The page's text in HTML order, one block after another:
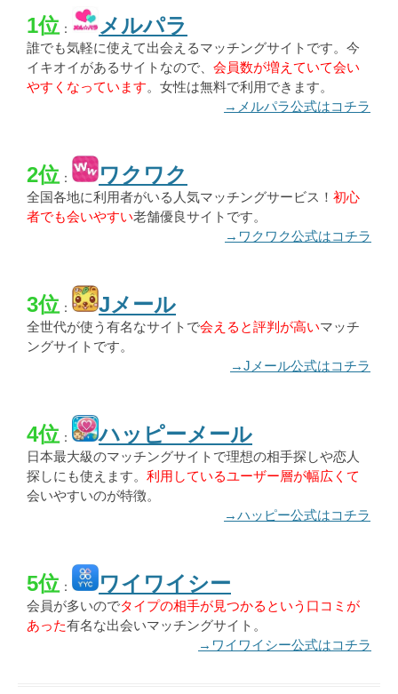
1位： メルパラ
誰でも気軽に使えて出会えるマッチングサイトです。今
イキオイがあるサイトなので、 会員数が増えていて会い
やすくなっています。女性は無料で利用できます。
→メルパラ公式はコチラ
2位： ワクワク
全国各地に利用者がいる人気マッチングサービス！ 初心
者でも会いやすい老舗優良サイトです。
→ワクワク公式はコチラ
3位： Jメール
全世代が使う有名なサイトで会えると評判が高いマッチ
ングサイトです。
→Jメール公式はコチラ
4位： ハッピーメール
日本最大級のマッチングサイトで理想の相手探しや恋人
探しにも使えます。 利用しているユーザー層が幅広くて
会いやすいのが特徴。
→ハッピー公式はコチラ
5位： ワイワイシー
会員が多いのでタイプの相手が見つかるという口コミが
あった有名な出会いマッチングサイト。
→ワイワイシー公式はコチラ